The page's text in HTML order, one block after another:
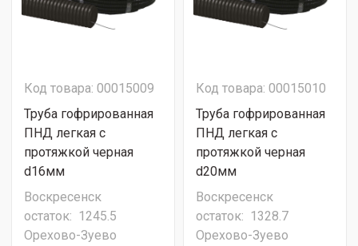
Код товара: 00015009
Труба гофрированная
ПНД легкая с
протяжкой черная
d16мм
Воскресенск
остаток: 1245.5
Орехово-Зуево
Код товара: 00015010
Труба гофрированная
ПНД легкая с
протяжкой черная
d20мм
Воскресенск
остаток: 1328.7
Орехово-Зуево